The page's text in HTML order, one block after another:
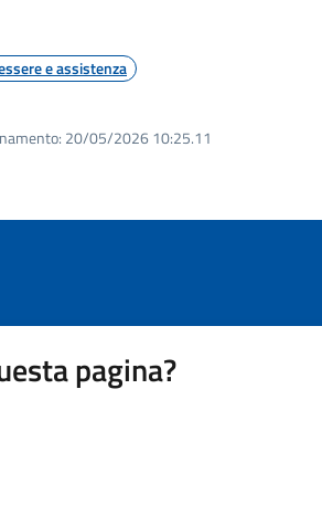
e assistenza
20/05/2026 10:25.11
pagina?